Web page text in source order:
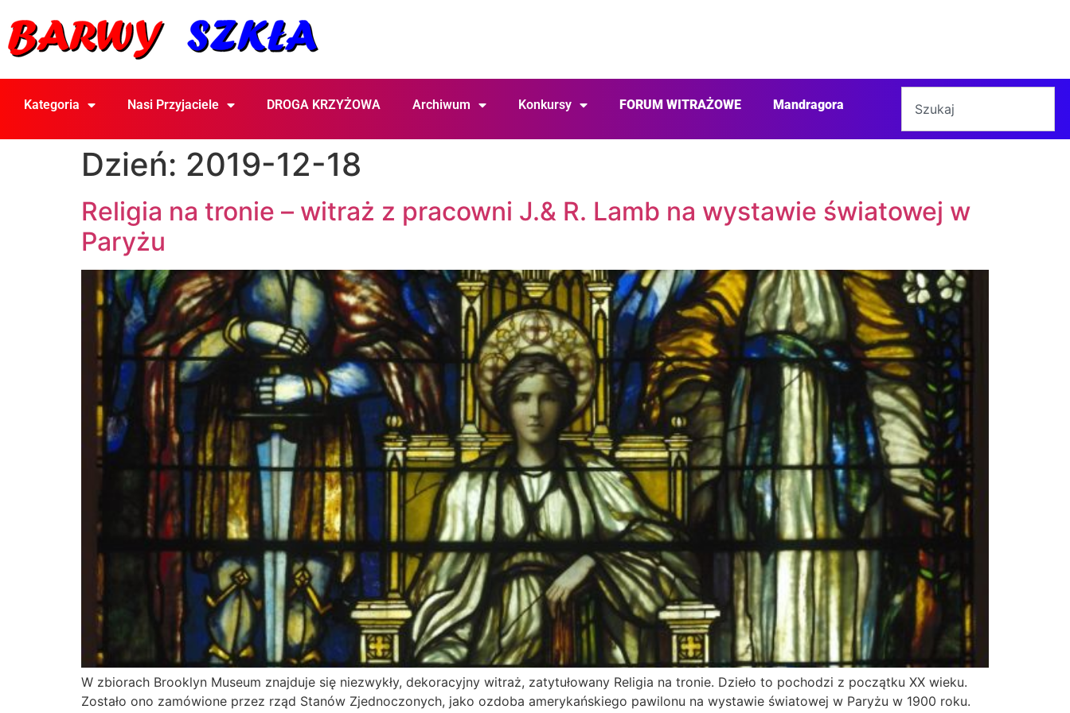
Kategoria Nasi Przyjaciele DROGA KRZYŻOWA Archiwum Konkursy FORUM WITRAŻOWE Mandragora
Dzień: 2019-12-18
Religia na tronie – witraż z pracowni J.& R. Lamb na wystawie światowej w
Paryżu
W zbiorach Brooklyn Museum znajduje się niezwykły, dekoracyjny witraż, zatytułowany Religia na tronie. Dzieło to pochodzi z początku XX wieku.
Zostało ono zamówione przez rząd Stanów Zjednoczonych, jako ozdoba amerykańskiego pawilonu na wystawie światowej w Paryżu w 1900 roku.